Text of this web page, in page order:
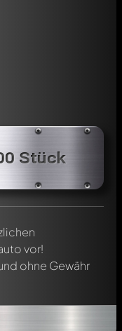
Stück
vor!
ohne Gewähr
zu diesem Modell!
Sie werden dann